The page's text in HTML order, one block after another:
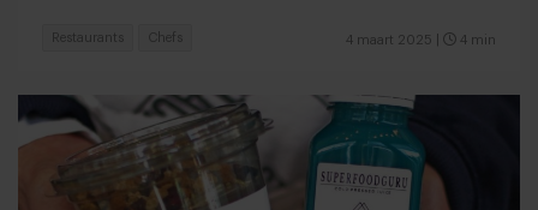
4 maart 2025 4 min
Restaurants Chefs